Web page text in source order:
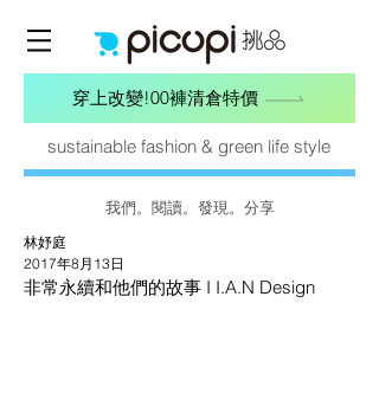
穿上改變!00褲清倉特價
sustainable fashion & green life style
我們。閱讀。發現。分享
非常永續和他們的故事 I I.A.N Design
林妤庭
2017年8月13日